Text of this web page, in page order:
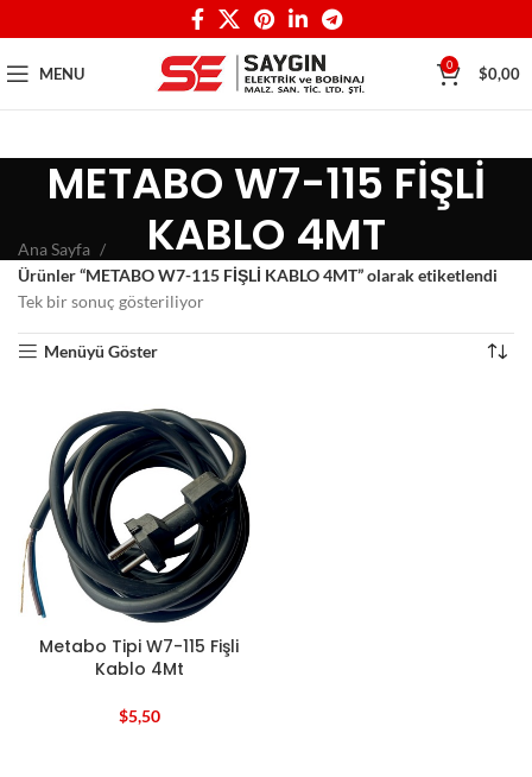
MENU 0 $0,00
METABO W7-115 FİŞLİ
KABLO 4MT
Ana Sayfa
Ürünler “METABO W7-115 FİŞLİ KABLO 4MT” olarak etiketlendi
Tek bir sonuç gösteriliyor
Menüyü Göster
Metabo Tipi W7-115 Fişli
Kablo 4Mt
$5,50